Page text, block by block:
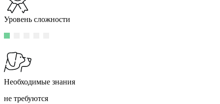
Уровень сложности
Необходимые знания
не требуются